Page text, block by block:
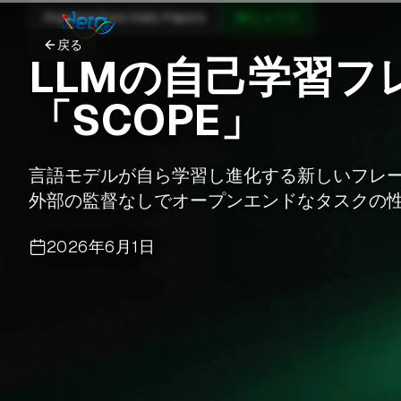
戻る
Hugging Face Daily Papers AIニュース
LLMの自己学習フ
「SCOPE」
言語モデルが自ら学習し進化する新しいフレ
外部の監督なしでオープンエンドなタスクの
2026年6月1日